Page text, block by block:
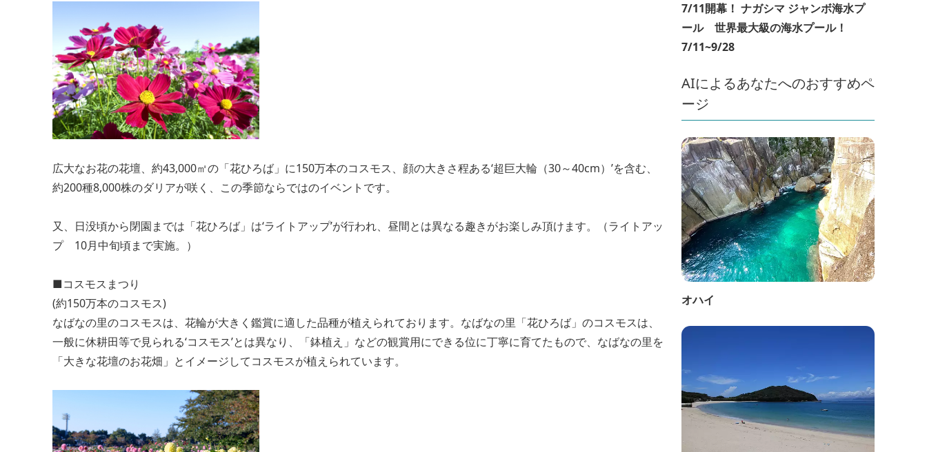
広大なお花の花壇、約43,000㎡の「花ひろば」に150万本のコスモス、顔の大きさ程ある‘超巨大輪（30～40cm）’を含む、
約200種8,000株のダリアが咲く、この季節ならではのイベントです。
又、日没頃から閉園までは「花ひろば」は‘ライトアップ’が行われ、昼間とは異なる趣きがお楽しみ頂けます。（ライトアッ
プ 10月中旬頃まで実施。）
■コスモスまつり
(約150万本のコスモス)
なばなの里のコスモスは、花輪が大きく鑑賞に適した品種が植えられております。なばなの里「花ひろば」のコスモスは、
一般に休耕田等で見られる‘コスモス’とは異なり、「鉢植え」などの観賞用にできる位に丁寧に育てたもので、なばなの里を
「大きな花壇のお花畑」とイメージしてコスモスが植えられています。
7/11開幕！ ナガシマ ジャンボ海水プ
ール 世界最大級の海水プール！
7/11~9/28
AIによるあなたへのおすすめペ
ージ
オハイ